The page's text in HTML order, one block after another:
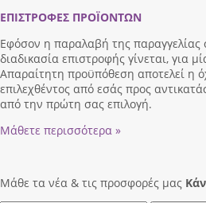
ΕΠΙΣΤΡΟΦΕΣ ΠΡΟΪΟΝΤΩΝ
Εφόσον η παραλαβή της παραγγελίας
διαδικασία επιστροφής γίνεται, για
Απαραίτητη προϋπόθεση αποτελεί η
επιλεχθέντος από εσάς προς
από την πρώτη σας επιλογή.
Μάθετε περισσότερα »
Μάθε τα νέα & τις προσφορές μας